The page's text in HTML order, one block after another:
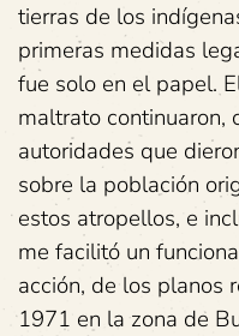
tierras de los
primeras medidas
fue solo en el papel.
maltrato continuaron,
autoridades que
sobre la población
estos atropellos, e
me facilitó un
acción, de los planos
1971 en la zona de